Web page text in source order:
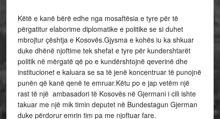
Këtë e kanë bërë edhe nga mosaftësia e tyre për të
përgatitur elaborime diplomatike e politike se si duhet
mbrojtur çështja e Kosovës.Gjysma e kohës iu ka shkuar
duke dhënë njoftime tek shefat e tyre për kundershtarët
politik në mërgatë që po e kundërshtojnë qeverinë dhe
institucionet e kaluara se sa të jenë koncentruar të punojnë
punën që kanë qenë te emruar.Këtu po e jap vetëm një
rast të një ambasadori të Kosovës në Gjermani i cili ishte
takuar me një mik timin deputet në Bundestagun Gjerman
duke përdorur emrin tim pa me njoftuar fare.